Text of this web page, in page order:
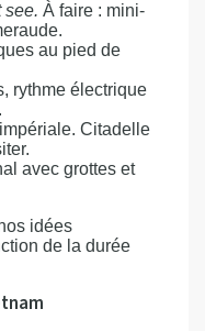
see. À faire : mini-
au pied de
rythme électrique
Citadelle
avec grottes et
idées
de la durée